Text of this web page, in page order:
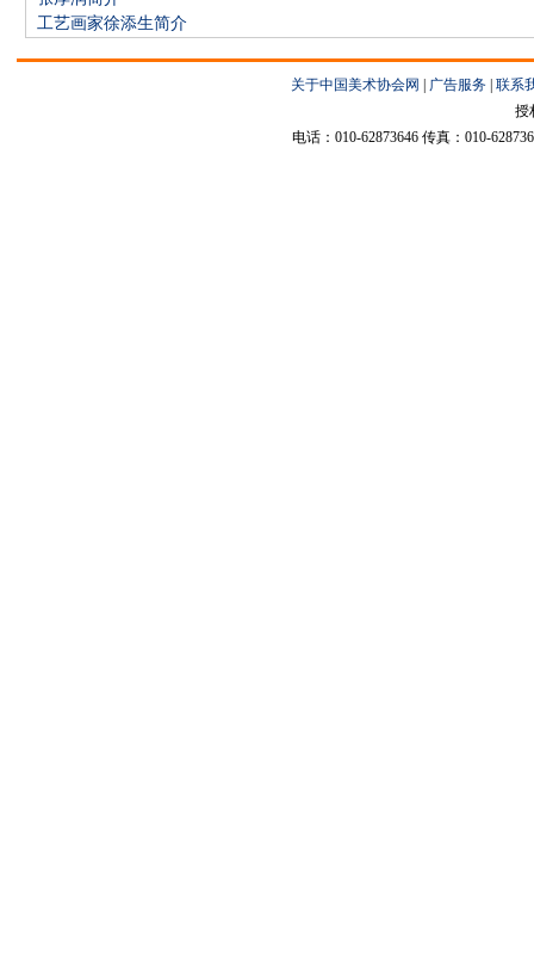
工艺画家徐添生简介
关于中国美术协会网 广告服务 联系
授
电话：010-62873646 传真：010-